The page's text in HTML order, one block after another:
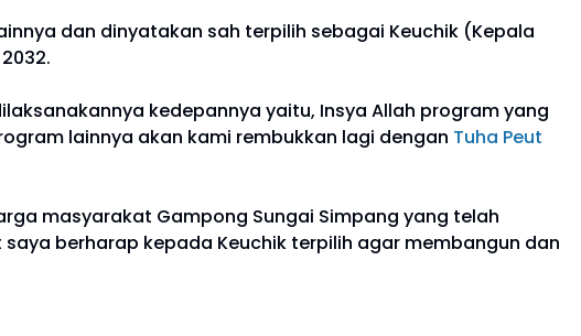
dan dinyatakan sah terpilih sebagai Keuchik (Kepala
kedepannya yaitu, Insya Allah program yang
lainnya akan kami rembukkan lagi dengan Tuha Peut
masyarakat Gampong Sungai Simpang yang telah
berharap kepada Keuchik terpilih agar membangun dan